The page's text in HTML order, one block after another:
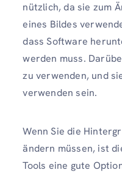
nützlich, da sie zum
eines Bildes
dass Software
werden muss.
zu verwenden, und
verwenden sein.
Wenn Sie die
ändern müssen, ist
Tools eine gute